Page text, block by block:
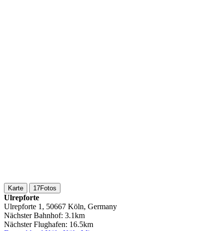
Karte 17Fotos
Ulrepforte
Ulrepforte 1, 50667 Köln, Germany
Nächster Bahnhof: 3.1km
Nächster Flughafen: 16.5km